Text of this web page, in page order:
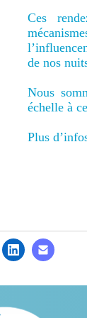
Ces
de nos
Nous
échelle à
Plus